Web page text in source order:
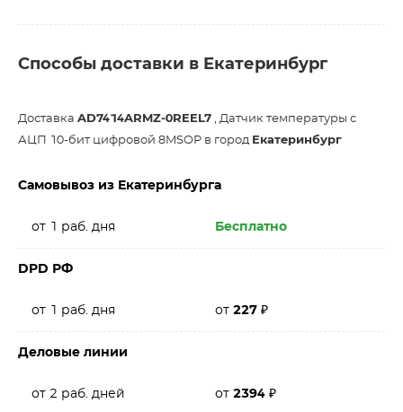
Способы доставки в Екатеринбург
Доставка AD7414ARMZ-0REEL7 , Датчик температуры с
АЦП 10-бит цифровой 8MSOP в город Екатеринбург
Самовывоз из Екатеринбурга
от 1 раб. дня Бесплатно
DPD РФ
от 1 раб. дня от 227 ₽
Деловые линии
от 2 раб. дней от 2394 ₽